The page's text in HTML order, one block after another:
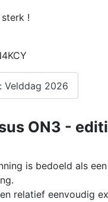
!
Velddag 2026
ON3 -
is bedoeld als een
relatief eenvoudig